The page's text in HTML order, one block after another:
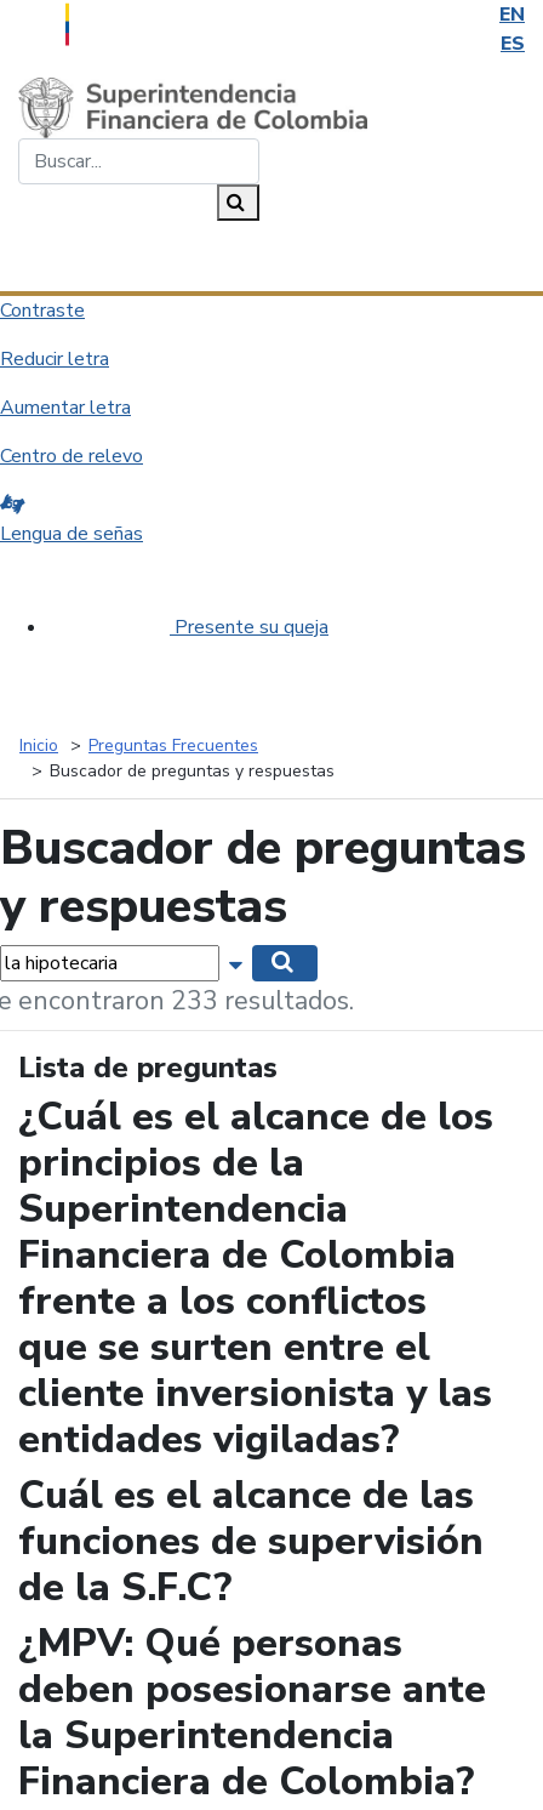
EN
ES
Saltar al contenido principal
Contraste
Reducir letra
Aumentar letra
Centro de relevo
Lengua de señas
Presente su queja
Inicio
Preguntas Frecuentes
Buscador de preguntas y respuestas
Buscador de preguntas
y respuestas
Mostrar opciones de búsqueda
encontraron 233 resultados.
Lista de preguntas
¿Cuál es el alcance de los
principios de la
Superintendencia
Financiera de Colombia
frente a los conflictos
que se surten entre el
cliente inversionista y las
entidades vigiladas?
Cuál es el alcance de las
funciones de supervisión
de la S.F.C?
¿MPV: Qué personas
deben posesionarse ante
la Superintendencia
Financiera de Colombia?